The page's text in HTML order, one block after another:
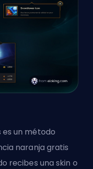
un método
naranja gratis
recibes una skin o